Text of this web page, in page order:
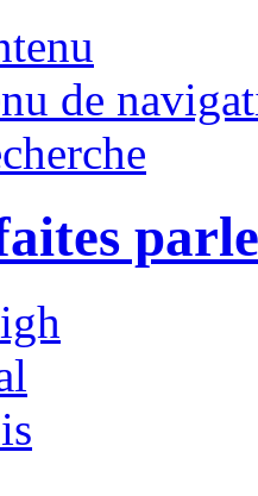
de